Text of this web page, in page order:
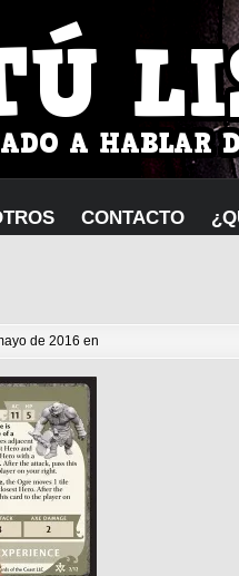
CONTACTO
de 2016 en